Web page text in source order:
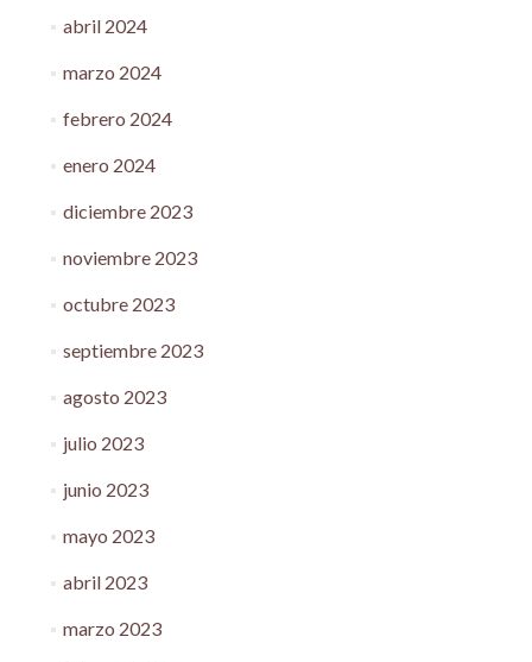
abril 2024
marzo 2024
febrero 2024
enero 2024
diciembre 2023
noviembre 2023
octubre 2023
septiembre 2023
agosto 2023
julio 2023
junio 2023
mayo 2023
abril 2023
marzo 2023